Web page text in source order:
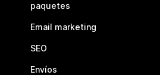
paquetes
Email marketing
SEO
Envíos